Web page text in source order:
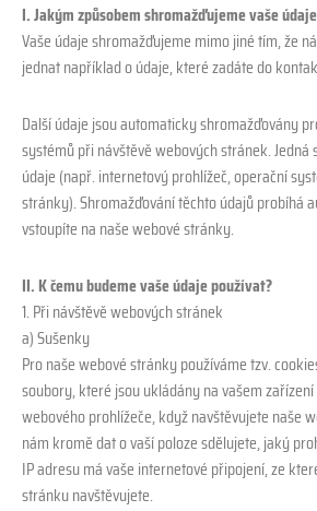
I. Jakým způsobem shromažďujeme vaše
Vaše údaje shromažďujeme mimo jiné tím, že
jednat například o údaje, které zadáte do
Další údaje jsou automaticky shromažďovány
systémů při návštěvě webových stránek. Jedná
údaje (např. internetový prohlížeč, operační
stránky). Shromažďování těchto údajů probíhá
vstoupíte na naše webové stránky.
II. K čemu budeme vaše údaje používat?
1. Při návštěvě webových stránek
a) Sušenky
Pro naše webové stránky používáme tzv.
soubory, které jsou ukládány na vašem
webového prohlížeče, když navštěvujete naše
nám kromě dat o vaší poloze sdělujete, jaký
IP adresu má vaše internetové připojení, ze
stránku navštěvujete.